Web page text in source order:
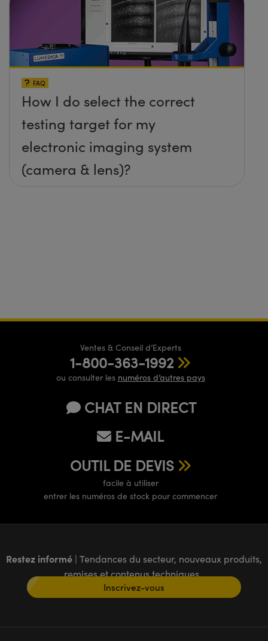
FAQ
How I do select the correct
testing target for my
electronic imaging system
(camera & lens)?
Ventes & Conseil d’Experts
1-800-363-1992
ou consulter les numéros d’autres pays
CHAT EN DIRECT
E-MAIL
OUTIL DE DEVIS
facile à utiliser
entrer les numéros de stock pour commencer
Restez informé | Tendances du secteur, nouveaux produits,
remises et contenus techniques
Inscrivez-vous